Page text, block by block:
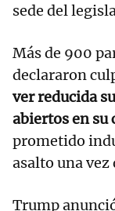
sede del
Más de 900
declararon
ver reducida
abiertos en su
prometido
asalto una vez
Trump